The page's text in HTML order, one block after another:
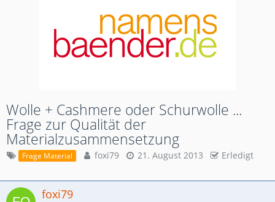
Wolle + Cashmere oder Schurwolle ...
Frage zur Qualität der
Materialzusammensetzung
Frage Material foxi79 21. August 2013 Erledigt
foxi79